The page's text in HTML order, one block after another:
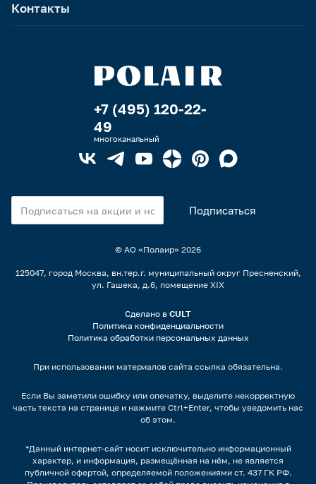
Контакты
+7 (495) 120-22-
49
многоканальный
© АО «Полаир» 2026
125047, город Москва, вн.тер.г. муниципальный округ Пресненский,
ул. Гашека, д.6, помещение XIX
Сделано в CULT
Политика конфиденциальности
Политика обработки персональных данных
При использовании материалов сайта ссылка обязательна.
Если Вы заметили ошибку или опечатку, выделите некорректную
часть текста на странице и нажмите Ctrl+Enter, чтобы уведомить нас
об этом.
*Данный интернет-сайт носит исключительно информационный
характер, и информация, размещённая на нём, не является
публичной офертой, определяемой положениями ст. 437 ГК РФ.